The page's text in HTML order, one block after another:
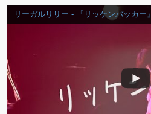
リーガルリリー - 『リッケンバッカー